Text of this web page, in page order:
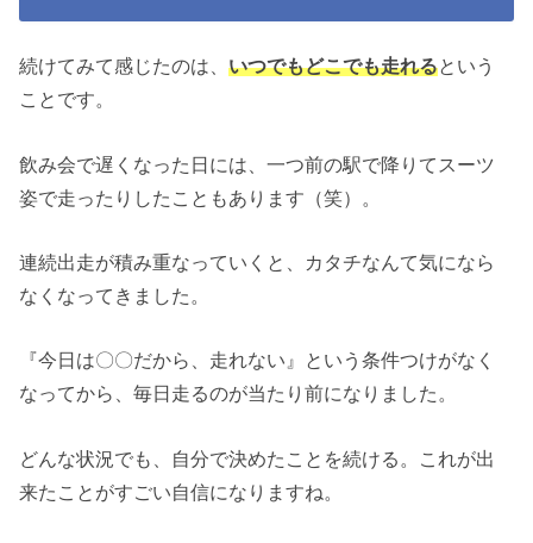
続けてみて感じたのは、いつでもどこでも走れるという
ことです。
飲み会で遅くなった日には、一つ前の駅で降りてスーツ
姿で走ったりしたこともあります（笑）。
連続出走が積み重なっていくと、カタチなんて気になら
なくなってきました。
『今日は〇〇だから、走れない』という条件つけがなく
なってから、毎日走るのが当たり前になりました。
どんな状況でも、自分で決めたことを続ける。これが出
来たことがすごい自信になりますね。